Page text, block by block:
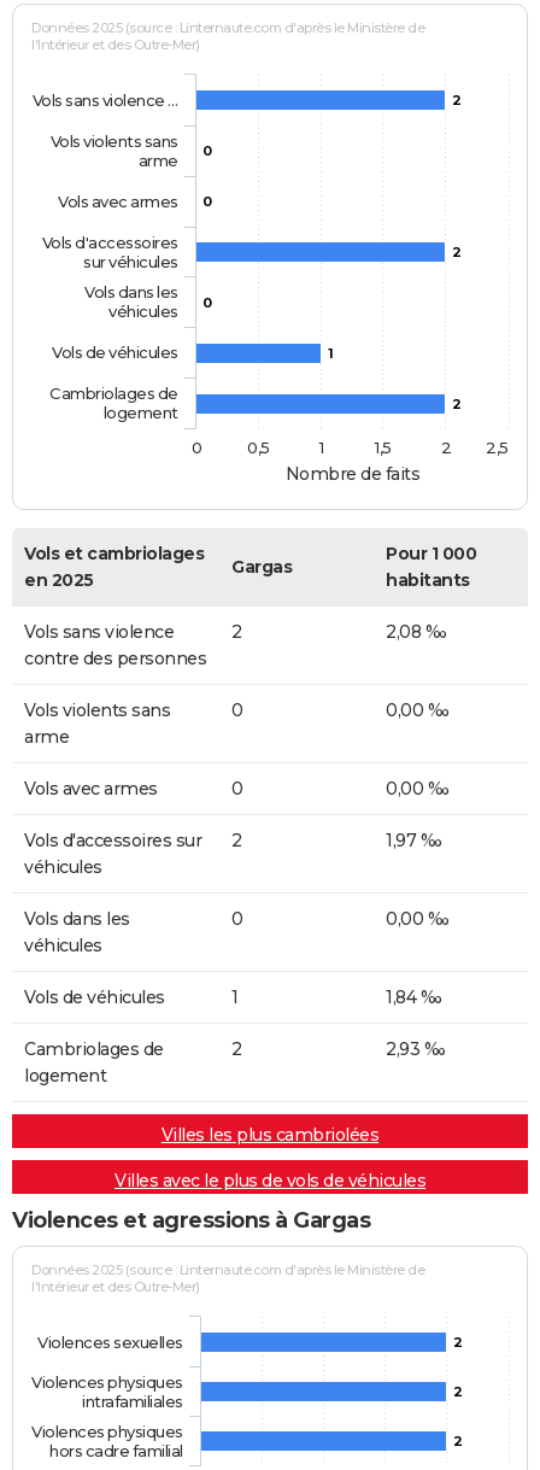
Nombre de faits
Données 2025 (source : Linternaute.com d'après le Ministère de
l'Intérieur et des Outre-Mer)
2
0
0
2
0
1
2
Vols sans violence …
Vols violents sans
arme
Vols avec armes
Vols d'accessoires
sur véhicules
Vols dans les
véhicules
Vols de véhicules
Cambriolages de
logement
0
0,5 1 1,5 2 2,5
Vols et cambriolages
en 2025
Gargas
Pour 1 000
habitants
Vols sans violence
contre des personnes
2 2,08 ‰
Vols violents sans
arme
0 0,00 ‰
Vols avec armes 0 0,00 ‰
Vols d'accessoires sur
véhicules
2 1,97 ‰
Vols dans les
véhicules
0 0,00 ‰
Vols de véhicules 1 1,84 ‰
Cambriolages de
logement
2 2,93 ‰
Villes les plus cambriolées
Villes avec le plus de vols de véhicules
Violences et agressions à Gargas
Données 2025 (source : Linternaute.com d'après le Ministère de
l'Intérieur et des Outre-Mer)
2
2
2
Violences sexuelles
Violences physiques
intrafamiliales
Violences physiques
hors cadre familial